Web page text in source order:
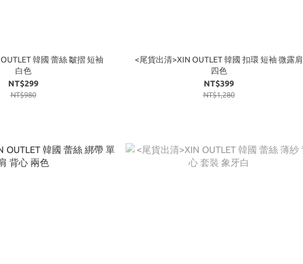
韓國 蕾絲 皺摺 短袖
白色
NT$299
NT$980
<尾貨出清>XIN OUTLET 韓國 扣環 短袖 微露肩
四色
NT$399
NT$1,280